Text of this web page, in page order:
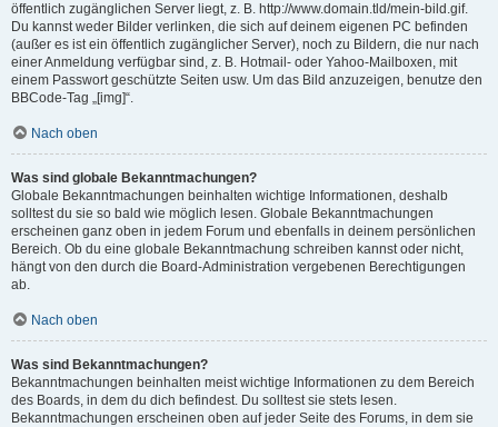
öffentlich zugänglichen Server liegt, z. B. http://www.domain.tld/mein-bild.gif.
Du kannst weder Bilder verlinken, die sich auf deinem eigenen PC befinden
(außer es ist ein öffentlich zugänglicher Server), noch zu Bildern, die nur nach
einer Anmeldung verfügbar sind, z. B. Hotmail- oder Yahoo-Mailboxen, mit
einem Passwort geschützte Seiten usw. Um das Bild anzuzeigen, benutze den
BBCode-Tag „[img]“.
Nach oben
Was sind globale Bekanntmachungen?
Globale Bekanntmachungen beinhalten wichtige Informationen, deshalb
solltest du sie so bald wie möglich lesen. Globale Bekanntmachungen
erscheinen ganz oben in jedem Forum und ebenfalls in deinem persönlichen
Bereich. Ob du eine globale Bekanntmachung schreiben kannst oder nicht,
hängt von den durch die Board-Administration vergebenen Berechtigungen
ab.
Nach oben
Was sind Bekanntmachungen?
Bekanntmachungen beinhalten meist wichtige Informationen zu dem Bereich
des Boards, in dem du dich befindest. Du solltest sie stets lesen.
Bekanntmachungen erscheinen oben auf jeder Seite des Forums, in dem sie